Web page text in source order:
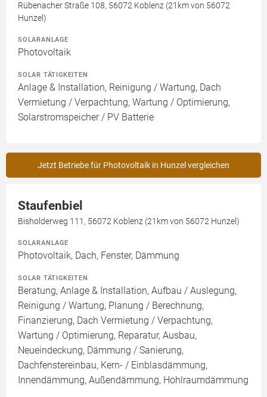
Rübenacher Straße 108, 56072 Koblenz (21km von 56072
Hunzel)
SOLARANLAGE
Photovoltaik
SOLAR TÄTIGKEITEN
Anlage & Installation, Reinigung / Wartung, Dach
Vermietung / Verpachtung, Wartung / Optimierung,
Solarstromspeicher / PV Batterie
Jetzt Betriebe für Photovoltaik in Hunzel vergleichen
Staufenbiel
Bisholderweg 111, 56072 Koblenz (21km von 56072 Hunzel)
SOLARANLAGE
Photovoltaik, Dach, Fenster, Dämmung
SOLAR TÄTIGKEITEN
Beratung, Anlage & Installation, Aufbau / Auslegung,
Reinigung / Wartung, Planung / Berechnung,
Finanzierung, Dach Vermietung / Verpachtung,
Wartung / Optimierung, Reparatur, Ausbau,
Neueindeckung, Dämmung / Sanierung,
Dachfenstereinbau, Kern- / Einblasdämmung,
Innendämmung, Außendämmung, Hohlraumdämmung